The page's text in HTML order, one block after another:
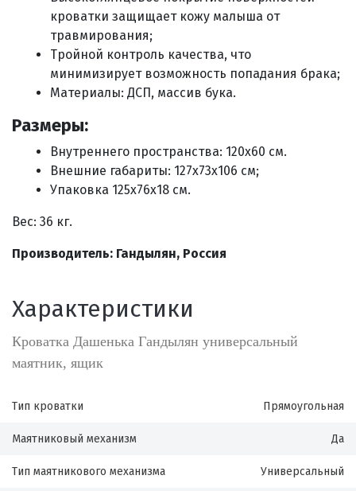
кроватки защищает кожу малыша от
травмирования;
Тройной контроль качества, что
минимизирует возможность попадания брака;
Материалы: ДСП, массив бука.
Размеры:
Внутреннего пространства: 120х60 см.
Внешние габариты: 127x73x106 см;
Упаковка 125x76x18 см.
Вес: 36 кг.
Производитель: Гандылян, Россия
Характеристики
Кроватка Дашенька Гандылян универсальный
маятник, ящик
Тип кроватки Прямоугольная
Маятниковый механизм Да
Тип маятникового механизма Универсальный